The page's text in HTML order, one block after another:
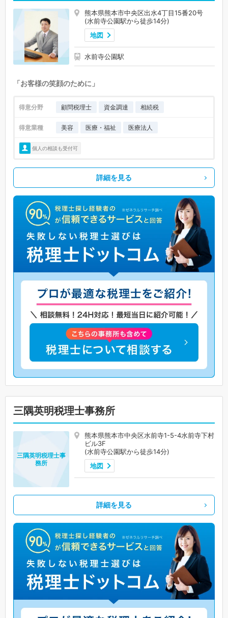
熊本県熊本市中央区出水4丁目15番20号
(水前寺公園駅から徒歩14分)
地図
水前寺公園駅
「お客様の笑顔のために」
得意分野 顧問税理士 資金調達 相続税
得意業種 美容 医療・福祉 医療法人
個人の相談も受付可
詳細を見る
三隅英明税理士事務所
熊本県熊本市中央区水前寺1-5-4水前寺下村
ビル3F
(水前寺公園駅から徒歩14分)
地図
三隅英明税理士事
務所
詳細を見る